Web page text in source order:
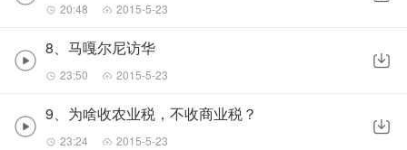
20:48 2015-5-23
8、马嘎尔尼访华
23:50 2015-5-23
9、为啥收农业税，不收商业税？
23:24 2015-5-23